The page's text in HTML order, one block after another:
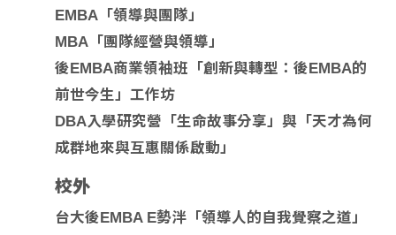
EMBA「領導與團隊」
MBA「團隊經營與領導」
後EMBA商業領袖班「創新與轉型：後EMBA的
前世今生」工作坊
DBA入學研究營「生命故事分享」與「天才為何
成群地來與互惠關係啟動」
校外
台大後EMBA E勢泮「領導人的自我覺察之道」